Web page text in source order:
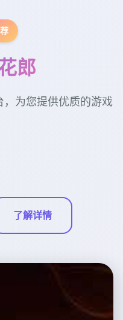
郎
为您提供优质的游戏
了解详情